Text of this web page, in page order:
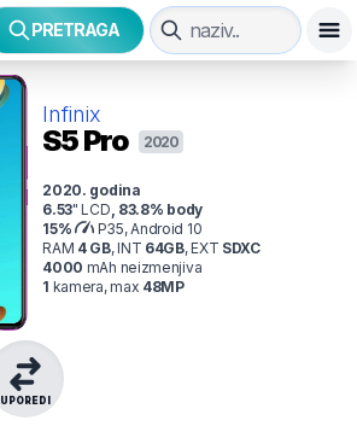
PRETRAGA
Infinix
S5 Pro 2020
2020. godina
6.53" LCD 83.8% body
15%
P35, Android 10
RAM 4GB,INT 64GB,EXT SDXC
4000 mAh neizmenjiva
1 kamera, max 48MP
UPOREDI